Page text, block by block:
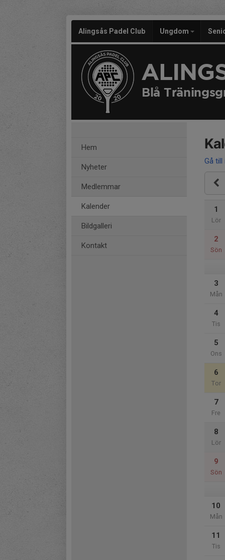
Alingsås Padel Club Ungdom
Blå
Hem
Nyheter
Medlemmar
Kalender
Bildgalleri
Kontakt
Gå till
1
Lör
2
Sön
3
Mån
4
Tis
5
Ons
6
Tor
7
Fre
8
Lör
9
Sön
10
Mån
11
Tis